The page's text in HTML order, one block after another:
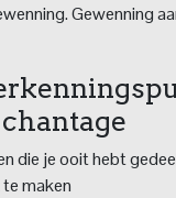
Gewenning
die je ooit hebt
maken